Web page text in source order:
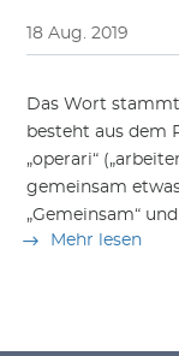
18 Aug. 2019
Das Wort stammt
besteht aus dem
„operari“
gemeinsam
„Gemeinsam“
Mehr lesen